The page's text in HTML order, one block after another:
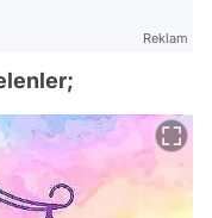
Reklam